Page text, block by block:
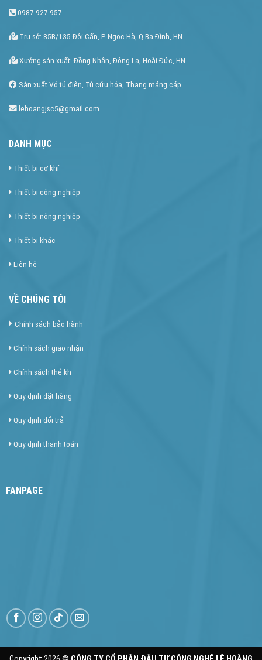
0987.927.957
Trụ sở: 85B/135 Đội Cấn, P Ngọc Hà, Q Ba Đình, HN
Xưởng sản xuất: Đồng Nhân, Đông La, Hoài Đức, HN
Sản xuất Vỏ tủ điên, Tủ cứu hỏa, Thang máng cáp
lehoangjsc5@gmail.com
DANH MỤC
Thiết bị cơ khí
Thiết bị công nghiệp
Thiết bị nông nghiệp
Thiết bị khác
Liên hệ
VỀ CHÚNG TÔI
Chính sách bảo hành
Chính sách giao nhận
Chính sách thẻ kh
Quy định đặt hàng
Quy định đổi trả
Quy định thanh toán
FANPAGE